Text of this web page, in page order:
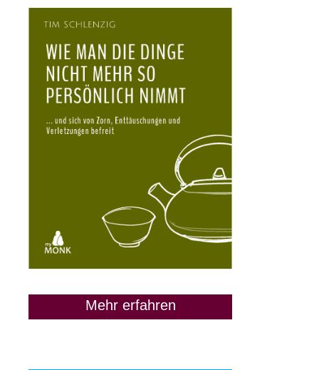
28. März 2024
Mehr erfahren